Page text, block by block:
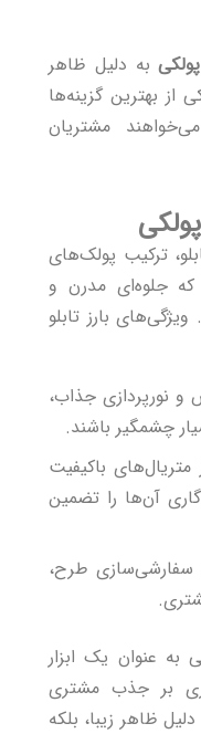
به دلیل ظاهر
از بهترین گزینه‌ها
مشتریان
ترکیب پولک‌های
جلوه‌ای مدرن و
بارز تابلو
نورپردازی جذاب،
چشمگیر باشند.
متریال‌های باکیفیت
آن‌ها را تضمین
سفارشی‌سازی طرح،
به عنوان یک ابزار
بر جذب مشتری
ظاهر زیبا، بلکه